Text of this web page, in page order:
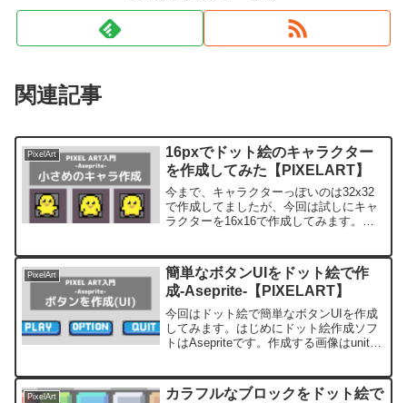
関連記事
PixelArt
16pxでドット絵のキャラクター
を作成してみた【PIXELART】
今まで、キャラクターっぽいのは32x32
で作成してましたが、今回は試しにキャ
ラクターを16x16で作成してみます。は
すが、実際には余白があるので26x26く
らい...
PixelArt
簡単なボタンUIをドット絵で作
成-Aseprite-【PIXELART】
今回はドット絵で簡単なボタンUIを作成
してみます。はじめにドット絵作成ソフ
トはAsepriteです。作成する画像はunity
いイメージです。割とシンプルなもので
PixelArt
カラフルなブロックをドット絵で